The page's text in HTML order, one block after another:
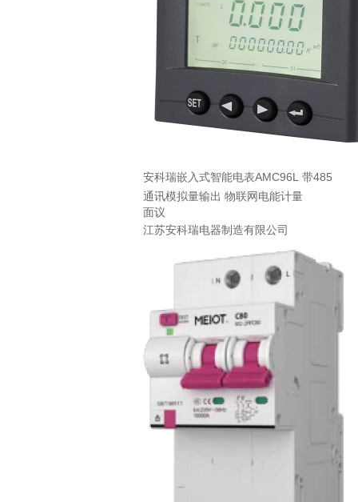
安科瑞嵌入式智能电表AMC96L 带485
通讯模拟量输出 物联网电能计量
面议
江苏安科瑞电器制造有限公司